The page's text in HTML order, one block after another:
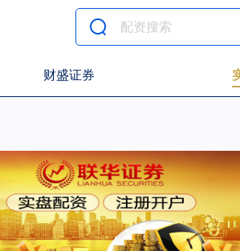
财盛证券